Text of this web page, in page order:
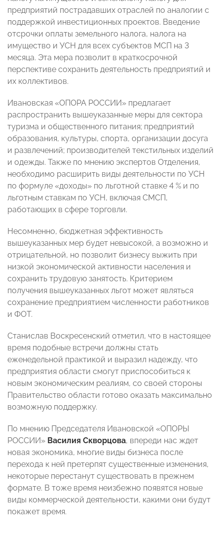
предприятий пострадавших отраслей по аналогии с
поддержкой инвестиционных проектов. Введение
отсрочки оплаты земельного налога, налога на
имущество и УСН для всех субъектов МСП на 3
месяца. Эта мера позволит в краткосрочной
перспективе сохранить деятельность предприятий и
их коллективов.
Ивановская «ОПОРА РОССИИ» предлагает
распространить вышеуказанные меры для сектора
туризма и общественного питания; предприятий
образования, культуры, спорта, организации досуга
и развлечений; производителей текстильных изделий
и одежды. Также по мнению экспертов Отделения,
необходимо расширить виды деятельности по УСН
по формуле «доходы» по льготной ставке 4 % и по
льготным ставкам по УСН, включая СМСП,
работающих в сфере торговли.
Несомненно, бюджетная эффективность
вышеуказанных мер будет невысокой, а возможно и
отрицательной, но позволит бизнесу выжить при
низкой экономической активности населения и
сохранить трудовую занятость. Критерием
получения вышеуказанных льгот может являться
сохранение предприятием численности работников
и ФОТ.
Станислав Воскресенский отметил, что в настоящее
время подобные встречи должны стать
еженедельной практикой и выразил надежду, что
предприятия области смогут приспособиться к
новым экономическим реалиям, со своей стороны
Правительство области готово оказать максимально
возможную поддержку.
По мнению Председателя Ивановской «ОПОРЫ
РОССИИ» Василия Скворцова, впереди нас ждет
новая экономика, многие виды бизнеса после
перехода к ней претерпят существенные изменения,
некоторые перестанут существовать в прежнем
формате. В тоже время неизбежно появятся новые
виды коммерческой деятельности, какими они будут
покажет время.